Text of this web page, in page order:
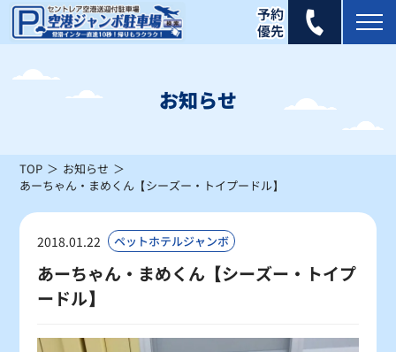
2025年 8月
日
1 2
×
3
×
4
× × × ×
10
×
11
×
12
×
13
×
14
× × ×
17
×
18
× × × × × ×
お知らせ
TOP
お知らせ
あーちゃん・まめくん【シーズー・トイプードル】
2018.01.22 ペットホテルジャンボ
あーちゃん・まめくん【シーズー・トイプ
ードル】